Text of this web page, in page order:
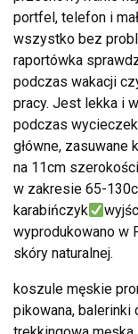
portfel, telefon i
wszystko bez
raportówka
podczas wakacji
pracy. Jest lekka i
podczas
główne, zasuwane
na 11cm
w zakresie 65-
karabińczyk
wyprodukowano w
skóry naturalnej.
koszule męskie
pikowana,